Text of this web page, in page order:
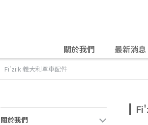
關於我們 最新消息
Fi'zi:k 義大利單車配件
關於我們